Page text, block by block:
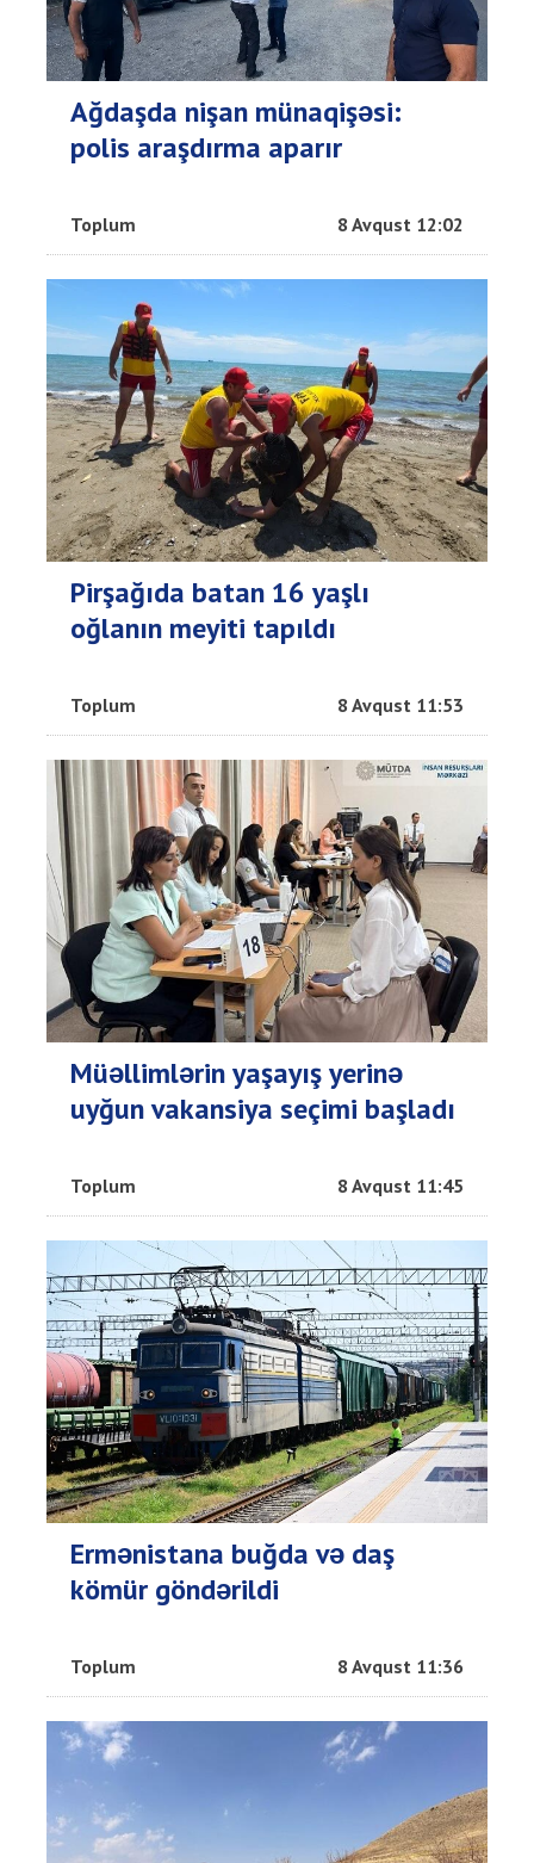
Ağdaşda nişan münaqişəsi:
polis araşdırma aparır
Toplum 8 Avqust 12:02
Pirşağıda batan 16 yaşlı
oğlanın meyiti tapıldı
Toplum 8 Avqust 11:53
Müəllimlərin yaşayış yerinə
uyğun vakansiya seçimi başladı
Toplum 8 Avqust 11:45
Ermənistana buğda və daş
kömür göndərildi
Toplum 8 Avqust 11:36